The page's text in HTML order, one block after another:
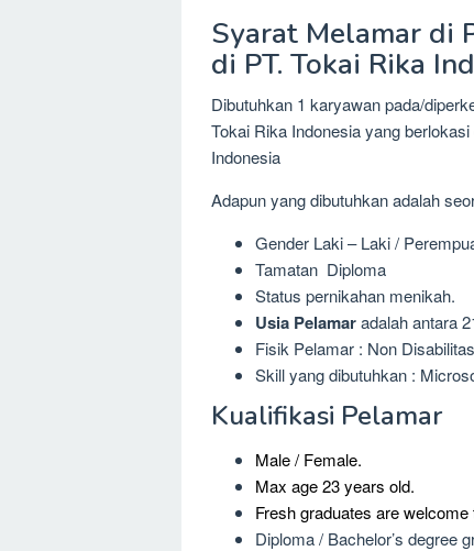
Syarat Melamar di
di PT. Tokai Rika
Dibutuhkan 1 karyawan pada/
Tokai Rika Indonesia yang
Indonesia
Adapun yang dibutuhkan adalah
Gender Laki – Laki /
Tamatan Diploma
Status pernikahan menikah.
Usia Pelamaradalah antara
Fisik Pelamar : Non Disabilitas
Skill yang dibutuhkan :
Kualifikasi Pelamar
Male / Female.
Max age 23 years old.
Fresh graduates are welcome
Diploma / Bachelor’s degree